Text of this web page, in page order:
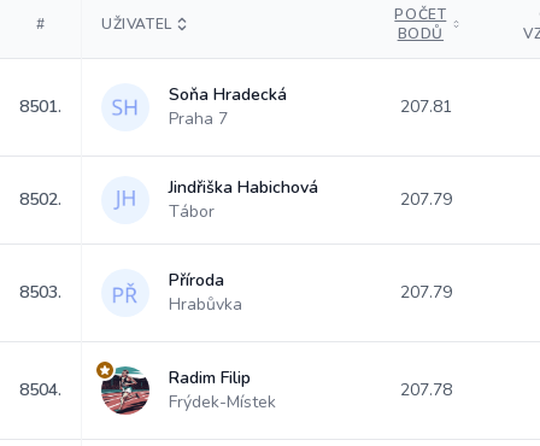
# UŽIVATEL
POČET
BODŮ
8501.
Soňa Hradecká
Praha 7
207.81
8502.
Jindřiška Habichová
Tábor
207.79
8503.
Příroda
Hrabůvka
207.79
8504.
Radim Filip
Frýdek-Místek
207.78